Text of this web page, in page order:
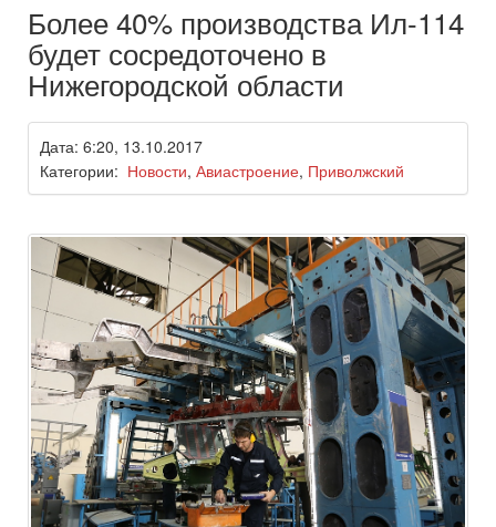
Более 40% производства Ил-114
будет сосредоточено в
Нижегородской области
Дата: 6:20, 13.10.2017
Категории: Новости, Авиастроение, Приволжский